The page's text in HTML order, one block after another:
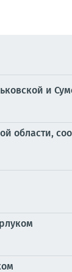
и
области,